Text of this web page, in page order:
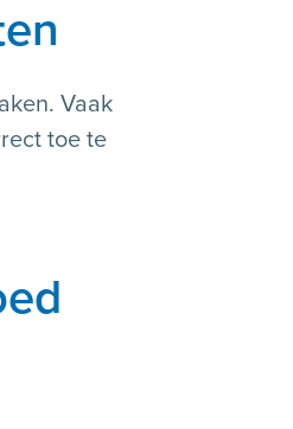
Vaak
toe te